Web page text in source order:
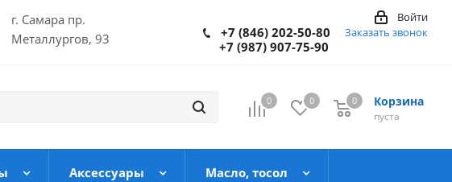
г. Самара пр.
Металлургов, 93
Войти
+7 (846) 202-50-80
+7 (987) 907-75-90
Заказать звонок
0 0 Корзина
пуста
0
Аксессуары Масло, тосол